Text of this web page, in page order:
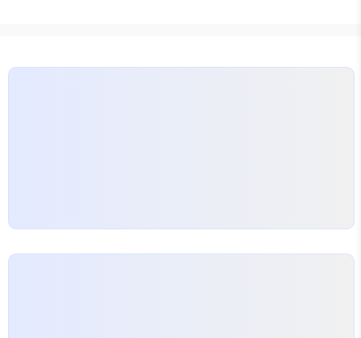
때도 구체적인 조리 방식을 말하는 것이 좋다. 구이용